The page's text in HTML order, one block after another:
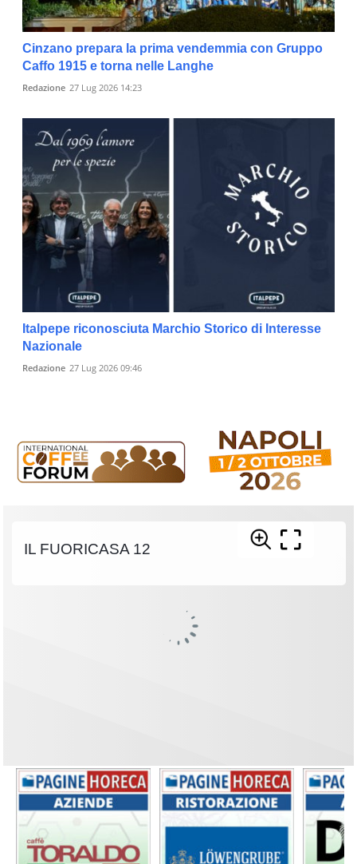
Cinzano prepara la prima vendemmia con Gruppo
Caffo 1915 e torna nelle Langhe
Redazione 27 Lug 2026 14:23
Italpepe riconosciuta Marchio Storico di Interesse
Nazionale
Redazione 27 Lug 2026 09:46